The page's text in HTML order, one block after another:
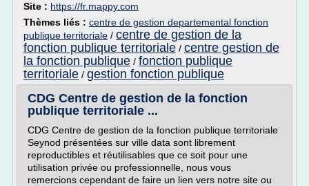
Site : https://fr.mappy.com
Thèmes liés : centre de gestion departemental fonction
publique territoriale / centre de gestion de la
fonction publique territoriale / centre gestion de
la fonction publique / fonction publique
territoriale / gestion fonction publique
CDG Centre de gestion de la fonction
publique territoriale ...
CDG Centre de gestion de la fonction publique territoriale
Seynod présentées sur ville data sont librement
reproductibles et réutilisables que ce soit pour une
utilisation privée ou professionnelle, nous vous
remercions cependant de faire un lien vers notre site ou